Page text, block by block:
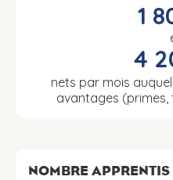
1
4
nets par mois
avantages
NOMBRE APPRENTIS